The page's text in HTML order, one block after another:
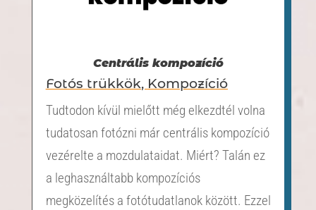
Centrális kompozíció
Fotós trükkök, Kompozíció
Tudtodon kívül mielőtt még elkezdtél volna
tudatosan fotózni már centrális kompozíció
vezérelte a mozdulataidat. Miért? Talán ez
a leghasználtabb kompozíciós
megközelítés a fotótudatlanok között. Ezzel